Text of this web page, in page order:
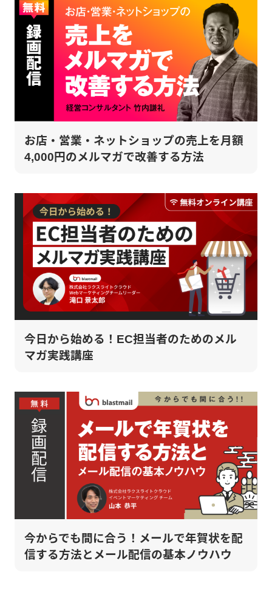
お店・営業・ネットショップの売上を月額
4,000円のメルマガで改善する方法
今日から始める！EC担当者のためのメル
マガ実践講座
今からでも間に合う！メールで年賀状を配
信する方法とメール配信の基本ノウハウ